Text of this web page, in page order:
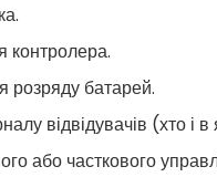
контролера.
розряду батарей.
відвідувачів (хто і
або часткового